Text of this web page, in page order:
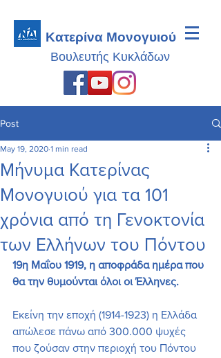
Κατερίνα Μονογυιού
Βουλευτής Κυκλάδων
Post
Μήνυμα Κατερίνας
Μονογυιού για τα 101
χρόνια από τη Γενοκτονία
των Ελλήνων του Πόντου
May 19, 2020 1 min read
19η Μαΐου 1919, η αποφράδα ημέρα που
θα την θυμούνται όλοι οι Έλληνες.
Εκείνη την εποχή (1914-1923) η Ελλάδα
απώλεσε πάνω από 300.000 ψυχές
που ζούσαν στην περιοχή του Πόντου